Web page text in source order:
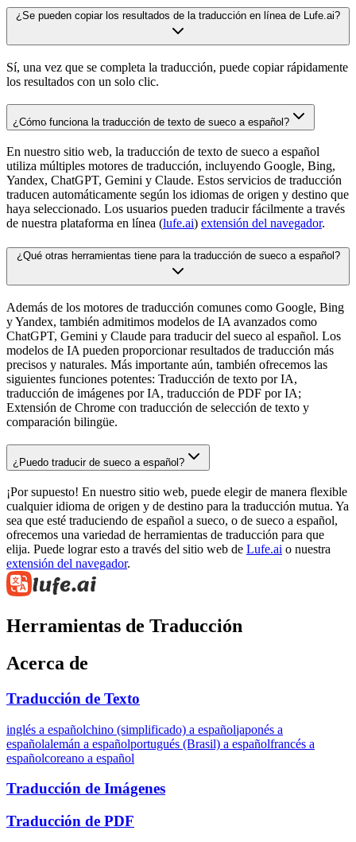
¿Se pueden copiar los resultados de la traducción en línea de Lufe.ai?
Sí, una vez que se completa la traducción, puede copiar rápidamente
los resultados con un solo clic.
¿Cómo funciona la traducción de texto de sueco a español?
En nuestro sitio web, la traducción de texto de sueco a español
utiliza múltiples motores de traducción, incluyendo Google, Bing,
Yandex, ChatGPT, Gemini y Claude. Estos servicios de traducción
traducen automáticamente según los idiomas de origen y destino que
haya seleccionado. Los usuarios pueden traducir fácilmente a través
de nuestra plataforma en línea (lufe.ai) extensión del navegador.
¿Qué otras herramientas tiene para la traducción de sueco a español?
Además de los motores de traducción comunes como Google, Bing
y Yandex, también admitimos modelos de IA avanzados como
ChatGPT, Gemini y Claude para traducir del sueco al español. Los
modelos de IA pueden proporcionar resultados de traducción más
precisos y naturales. Más importante aún, también ofrecemos las
siguientes funciones potentes: Traducción de texto por IA,
traducción de imágenes por IA, traducción de PDF por IA;
Extensión de Chrome con traducción de selección de texto y
comparación bilingüe.
¿Puedo traducir de sueco a español?
¡Por supuesto! En nuestro sitio web, puede elegir de manera flexible
cualquier idioma de origen y de destino para la traducción mutua. Ya
sea que esté traduciendo de español a sueco, o de sueco a español,
ofrecemos una variedad de herramientas de traducción para que
elija. Puede lograr esto a través del sitio web de Lufe.ai o nuestra
extensión del navegador.
Herramientas de Traducción
Acerca de
Traducción de Texto
inglés a españolchino (simplificado) a españoljaponés a
españolalemán a españolportugués (Brasil) a españolfrancés a
españolcoreano a español
Traducción de Imágenes
Traducción de PDF